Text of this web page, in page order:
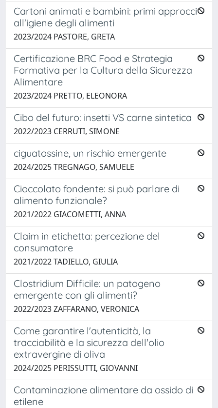
Cartoni animati e bambini: primi approcci
all'igiene degli alimenti
2023/2024 PASTORE, GRETA
Certificazione BRC Food e Strategia
Formativa per la Cultura della Sicurezza
Alimentare
2023/2024 PRETTO, ELEONORA
Cibo del futuro: insetti VS carne sintetica
2022/2023 CERRUTI, SIMONE
ciguatossine, un rischio emergente
2024/2025 TREGNAGO, SAMUELE
Cioccolato fondente: si può parlare di
alimento funzionale?
2021/2022 GIACOMETTI, ANNA
Claim in etichetta: percezione del
consumatore
2021/2022 TADIELLO, GIULIA
Clostridium Difficile: un patogeno
emergente con gli alimenti?
2022/2023 ZAFFARANO, VERONICA
Come garantire l'autenticità, la
tracciabilità e la sicurezza dell'olio
extravergine di oliva
2024/2025 PERISSUTTI, GIOVANNI
Contaminazione alimentare da ossido di
etilene